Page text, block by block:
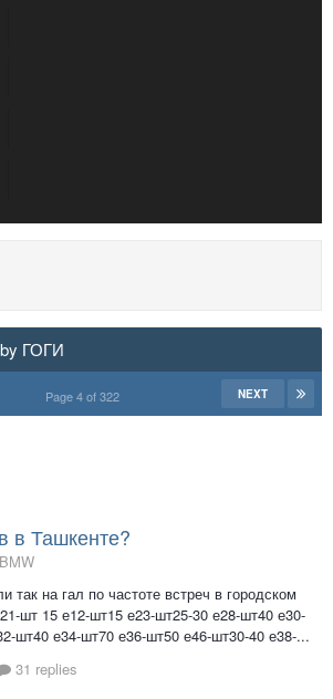
ГОГИ
NEXT
Page 4 of 322
в Ташкенте?
BMW
так на гал по частоте встреч в городском
шт 15 е12-шт15 е23-шт25-30 е28-шт40 е30-
шт40 е34-шт70 е36-шт50 е46-шт30-40 е38-...
31 replies